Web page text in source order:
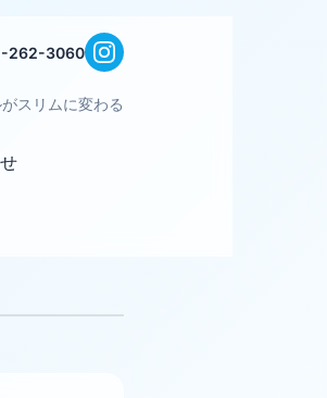
262-3060
スリムに変わる